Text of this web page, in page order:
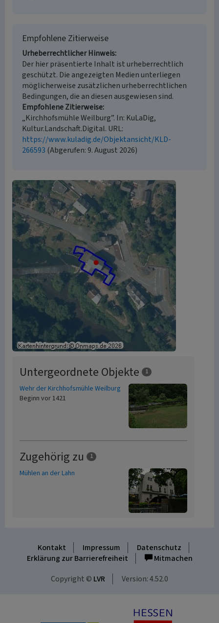
Empfohlene Zitierweise
Urheberrechtlicher Hinweis
Der hier präsentierte Inhalt ist urheberrechtlich
geschützt. Die angezeigten Medien unterliegen
möglicherweise zusätzlichen urheberrechtlichen
Bedingungen, die an diesen ausgewiesen sind.
Empfohlene Zitierweise
„Kirchhofsmühle Weilburg”. In: KuLaDig,
Kultur.Landschaft.Digital. URL:
https://www.kuladig.de/Objektansicht/KLD-
266593 (Abgerufen: 9. August 2026)
Untergeordnete Objekte 1
Wehr der Kirchhofsmühle Weilburg
Beginn vor 1421
Zugehörig zu 1
Mühlen an der Lahn
Kontakt Impressum
Datenschutz
Erklärung zur Barrierefreiheit
Mitmachen
Copyright © LVR Version: 4.52.0